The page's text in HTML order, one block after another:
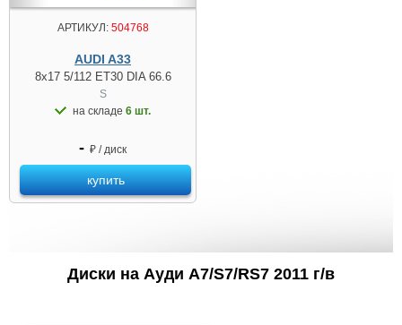
АРТИКУЛ:504768
AUDI A33
8x17 5/112 ET30 DIA 66.6
S
на складе 6 шт.
- ₽ / диск
купить
Диски на Ауди A7/S7/RS7 2011 г/в